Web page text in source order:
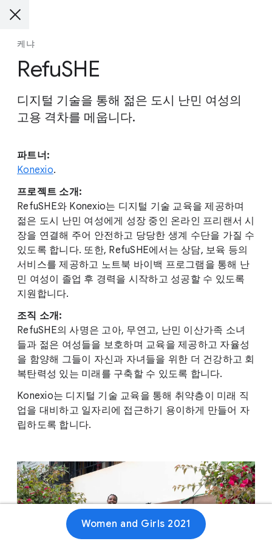
케냐
RefuSHE
디지털 기술을 통해 젊은 도시 난민 여성의
고용 격차를 메웁니다.
파트너:
Konexio.
프로젝트 소개:
RefuSHE와 Konexio는 디지털 기술 교육을 제공하며
젊은 도시 난민 여성에게 성장 중인 온라인 프리랜서 시
장을 연결해 주어 안전하고 당당한 생계 수단을 가질 수
있도록 합니다. 또한, RefuSHE에서는 상담, 보육 등의
서비스를 제공하고 노트북 바이백 프로그램을 통해 난
민 여성이 졸업 후 경력을 시작하고 성공할 수 있도록
지원합니다.
조직 소개:
RefuSHE의 사명은 고아, 무연고, 난민 이산가족 소녀
들과 젊은 여성들을 보호하며 교육을 제공하고 자율성
을 함양해 그들이 자신과 자녀들을 위한 더 건강하고 회
복탄력성 있는 미래를 구축할 수 있도록 합니다.
Konexio는 디지털 기술 교육을 통해 취약층이 미래 직
업을 대비하고 일자리에 접근하기 용이하게 만들어 자
립하도록 합니다.
Women and Girls 2021